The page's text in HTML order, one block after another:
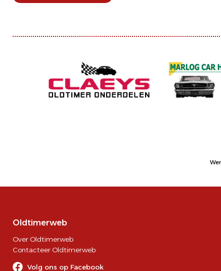
Oldtimerweb
Over Oldtimerweb
Contacteer Oldtimerweb
Volg ons op Facebook